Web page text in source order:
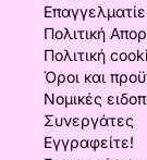
Πολιτική
Πολιτική
Όροι και
Νομικές
Συνεργάτες
Εγγραφείτε!